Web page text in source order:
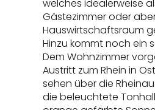
welches idealerweise
Gästezimmer oder
Hauswirtschaftsraum
Hinzu kommt noch ein
Dem Wohnzimmer
Austritt zum Rhein in
sehen über die
die beleuchtete